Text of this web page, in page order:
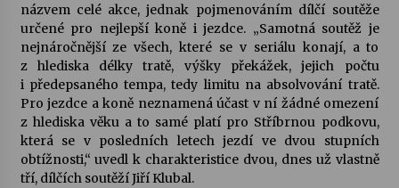
Vysočinka
17. 7. 2026
Ozvěny prázdnin
14. 7. 2026
Za kulturou kousek za Humpolec. V Želivě ožije
názvem celé akce, jednak pojmenováním dílčí soutěže
určené pro nejlepší koně i jezdce. „Samotná soutěž je
nejnáročnější ze všech, které se v seriálu konají, a to
z hlediska délky tratě, výšky překážek, jejich počtu
i předepsaného tempa, tedy limitu na absolvování tratě.
Pro jezdce a koně neznamená účast v ní žádné omezení
z hlediska věku a to samé platí pro Stříbrnou podkovu,
která se v posledních letech jezdí ve dvou stupních
obtížnosti,“ uvedl k charakteristice dvou, dnes už vlastně
tří, dílčích soutěží Jiří Klubal.